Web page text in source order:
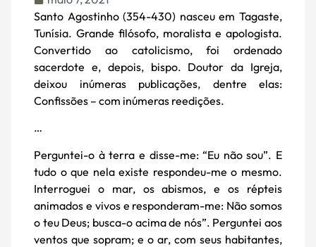
Santo Agostinho (354-430) nasceu em Tagaste,
Tunísia. Grande filósofo, moralista e apologista.
Convertido ao catolicismo, foi ordenado
sacerdote e, depois, bispo. Doutor da Igreja,
deixou inúmeras publicações, dentre elas:
Confissões – com inúmeras reedições.
…
Perguntei-o à terra e disse-me: “Eu não sou”. E
tudo o que nela existe respondeu-me o mesmo.
Interroguei o mar, os abismos, e os répteis
animados e vivos e responderam-me: Não somos
o teu Deus; busca-o acima de nós”. Perguntei aos
ventos que sopram; e o ar, com seus habitantes,